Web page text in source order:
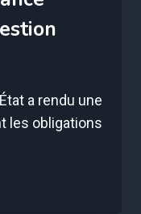
a rendu une
les obligations